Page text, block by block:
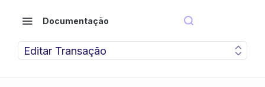
Documentação
Editar Transação